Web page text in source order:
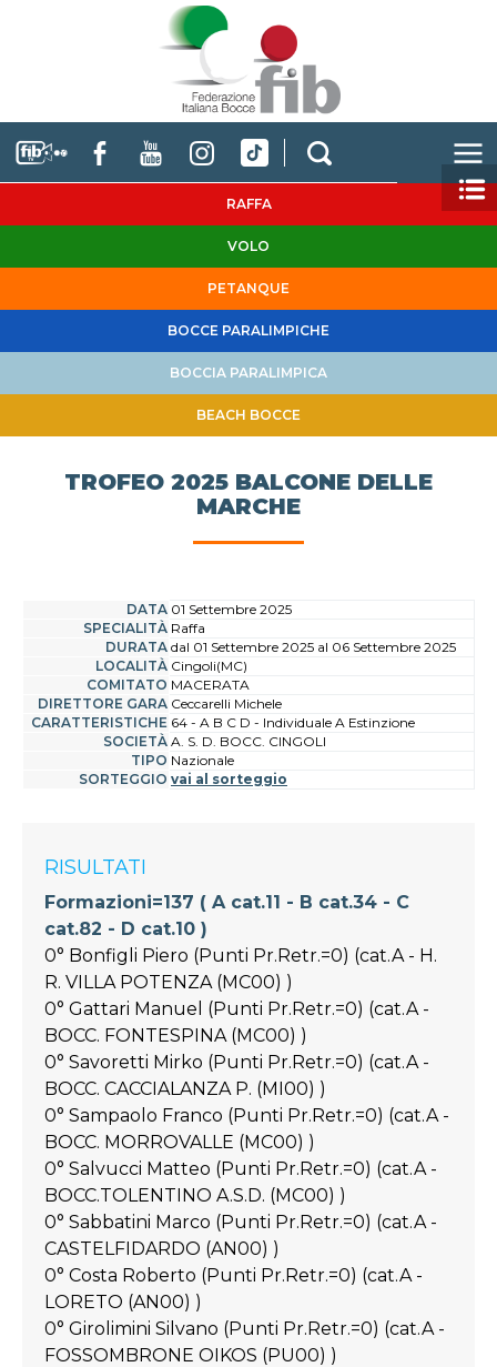
RAFFA
VOLO
PETANQUE
BOCCE PARALIMPICHE
BOCCIA PARALIMPICA
BEACH BOCCE
TROFEO 2025 BALCONE DELLE
MARCHE
DATA 01 Settembre 2025
SPECIALITÀ Raffa
DURATA dal 01 Settembre 2025 al 06 Settembre 2025
LOCALITÀ Cingoli(MC)
COMITATO MACERATA
DIRETTORE GARA Ceccarelli Michele
CARATTERISTICHE 64 - A B C D - Individuale A Estinzione
SOCIETÀ A. S. D. BOCC. CINGOLI
TIPO Nazionale
SORTEGGIO vai al sorteggio
RISULTATI
Formazioni=137 ( A cat.11 - B cat.34 - C
cat.82 - D cat.10 )
0° Bonfigli Piero (Punti Pr.Retr.=0) (cat.A - H.
R. VILLA POTENZA (MC00) )
0° Gattari Manuel (Punti Pr.Retr.=0) (cat.A -
BOCC. FONTESPINA (MC00) )
0° Savoretti Mirko (Punti Pr.Retr.=0) (cat.A -
BOCC. CACCIALANZA P. (MI00) )
0° Sampaolo Franco (Punti Pr.Retr.=0) (cat.A -
BOCC. MORROVALLE (MC00) )
0° Salvucci Matteo (Punti Pr.Retr.=0) (cat.A -
BOCC.TOLENTINO A.S.D. (MC00) )
0° Sabbatini Marco (Punti Pr.Retr.=0) (cat.A -
CASTELFIDARDO (AN00) )
0° Costa Roberto (Punti Pr.Retr.=0) (cat.A -
LORETO (AN00) )
0° Girolimini Silvano (Punti Pr.Retr.=0) (cat.A -
FOSSOMBRONE OIKOS (PU00) )